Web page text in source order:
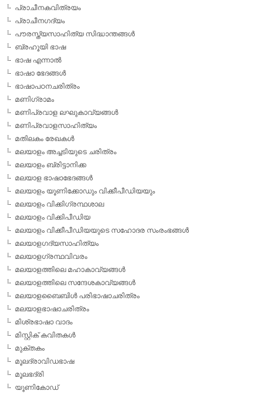
പ്രാചീനകവിത്രയം
പ്രാചീനഗദ്യം
പൗരസ്ത്യസാഹിത്യ സിദ്ധാന്തങ്ങള്‍
ബ്രഹൂയി ഭാഷ
ഭാഷ എന്നാല്‍
ഭാഷാ ഭേദങ്ങള്‍
ഭാഷാപഠനചരിത്രം
മണിഗ്രാമം
മണിപ്രവാള ലഘുകാവ്യങ്ങള്‍
മണിപ്രവാളസാഹിത്യം
മതിലകം രേഖകള്‍
മലയാളം അച്ചടിയുടെ ചരിത്രം
മലയാളം ബ്രിട്ടാനിക്ക
മലയാള ഭാഷാഭേദങ്ങള്‍
മലയാളം യൂണിക്കോഡും വിക്കീപീഡിയയും
മലയാളം വിക്കിഗ്രന്ഥശാല
മലയാളം വിക്കിപീഡിയ
മലയാളം വിക്കീപീഡിയയുടെ സഹോദര സംരംഭങ്ങള്‍
മലയാളഗദ്യസാഹിത്യം
മലയാളഗ്രന്ഥവിവരം
മലയാളത്തിലെ മഹാകാവ്യങ്ങള്‍
മലയാളത്തിലെ സന്ദേശകാവ്യങ്ങള്‍
മലയാളബൈബിള്‍ പരിഭാഷാചരിത്രം
മലയാളഭാഷാചരിത്രം
മിശ്രഭാഷാ വാദം
മിസ്റ്റിക് കവിതകള്‍
മുക്തകം
മൂലദ്രാവിഡഭാഷ
മൂലഭദ്രി
യൂണികോഡ്